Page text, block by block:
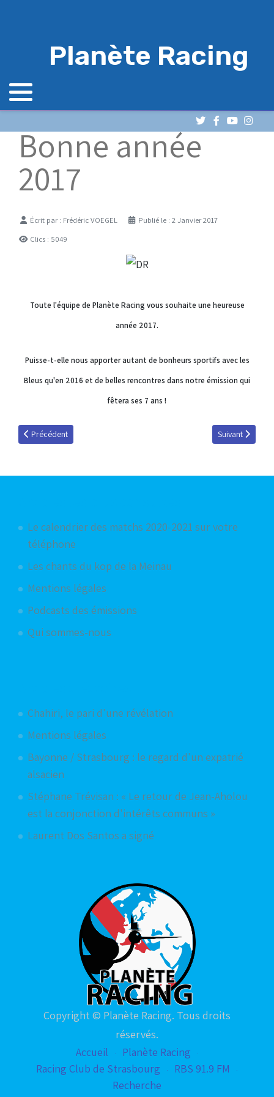
Planète Racing
Bonne année
2017
DétailsÉcrit par : Frédéric VOEGEL
Publié le : 2 Janvier 2017
Clics : 5049
Toute l'équipe de Planète Racing vous souhaite une heureuse
année 2017.
Puisse-t-elle nous apporter autant de bonheurs sportifs avec les
Bleus qu'en 2016 et de belles rencontres dans notre émission qui
fêtera ses 7 ans !
Article précédent : Pu****, 7 ans !
Précédent Article suivant :
Suivant
Le calendrier des matchs 2020-2021 sur votre
téléphone
Les chants du kop de la Meinau
Mentions légales
Podcasts des émissions
Qui sommes-nous
Chahiri, le pari d'une révélation
Mentions légales
Bayonne / Strasbourg : le regard d'un expatrié
alsacien
Stéphane Trévisan : « Le retour de Jean-Aholou
est la conjonction d'intérêts communs »
Laurent Dos Santos a signé
Copyright © Planète Racing. Tous droits
réservés.
Accueil
Planète Racing
Racing Club de Strasbourg
RBS 91.9 FM
Recherche